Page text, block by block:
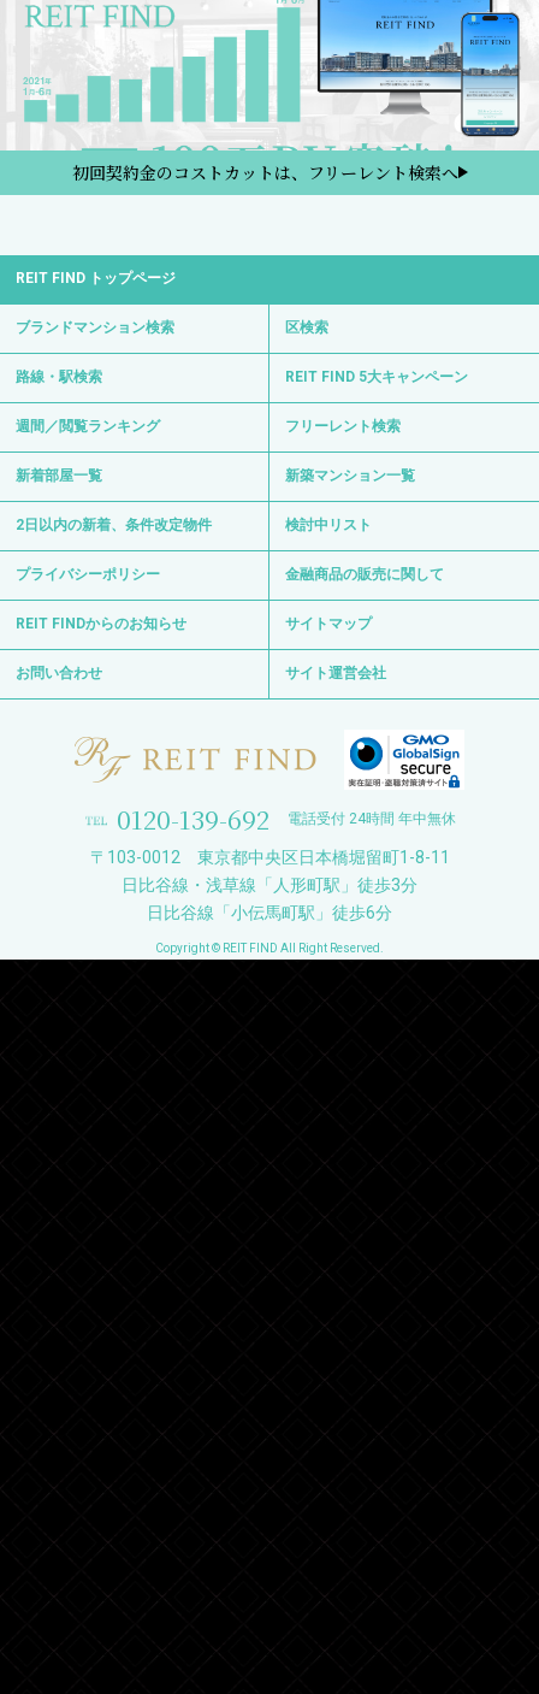
初回契約金のコストカットは、フリーレント検索へ
REIT FIND トップページ
ブランドマンション検索 区検索
路線・駅検索 REIT FIND 5大キャンペーン
週間／閲覧ランキング フリーレント検索
新着部屋一覧 新築マンション一覧
2日以内の新着、条件改定物件 検討中リスト
プライバシーポリシー 金融商品の販売に関して
REIT FINDからのお知らせ サイトマップ
お問い合わせ サイト運営会社
0120-139-692 電話受付 24時間 年中無休
〒103-0012 東京都中央区日本橋堀留町1-8-11
日比谷線・浅草線「人形町駅」徒歩3分
日比谷線「小伝馬町駅」徒歩6分
Copyright © REIT FIND All Right Reserved.